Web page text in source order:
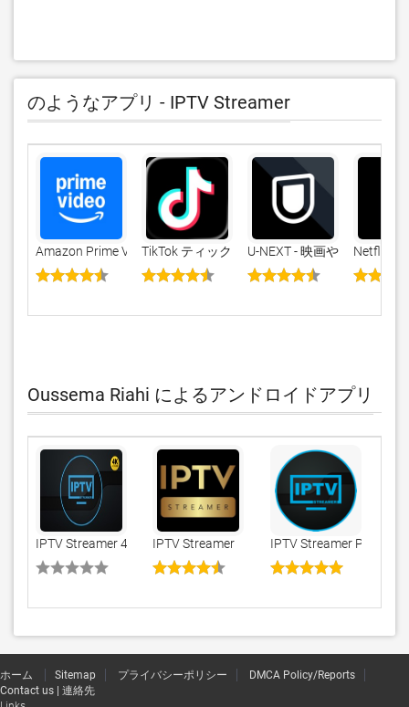
のようなアプリ - IPTV Streamer
Amazon Prime VideoTikTok ティックトックU-NEXT - 映画やドラマ、
Netflix
Oussema Riahi によるアンドロイドアプリ
IPTV Streamer 4K IPTV Streamer IPTV Streamer Pro
ホーム Sitemap プライバシーポリシー
DMCA Policy/Reports
Contact us | 連絡先